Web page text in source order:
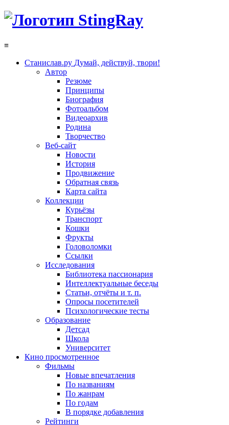
≡
Станислав.ру Думай, действуй, твори!
Автор
Резюме
Принципы
Биография
Фотоальбом
Видеоархив
Родина
Творчество
Веб-сайт
Новости
История
Продвижение
Обратная связь
Карта сайта
Коллекции
Курьёзы
Транспорт
Кошки
Фрукты
Головоломки
Ссылки
Исследования
Библиотека пассионария
Интеллектуальные беседы
Статьи, отчёты и т. п.
Опросы посетителей
Психологические тесты
Образование
Детсад
Школа
Университет
Кино просмотренное
Фильмы
Новые впечатления
По названиям
По жанрам
По годам
В порядке добавления
Рейтинги